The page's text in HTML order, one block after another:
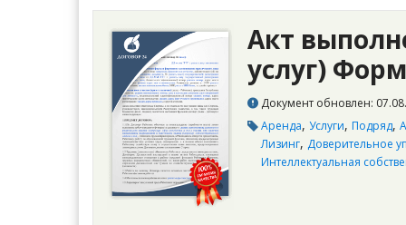
Акт
услуг)
Документ обновлен:
Аренда, Услуги, Подряд,
Лизинг, Доверительное
Интеллектуальная